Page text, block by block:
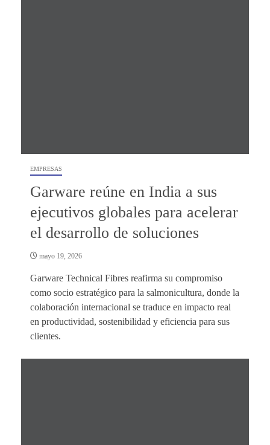
EMPRESAS
Garware reúne en India a sus
ejecutivos globales para acelerar
el desarrollo de soluciones
mayo 19, 2026
Garware Technical Fibres reafirma su compromiso
como socio estratégico para la salmonicultura, donde la
colaboración internacional se traduce en impacto real
en productividad, sostenibilidad y eficiencia para sus
clientes.